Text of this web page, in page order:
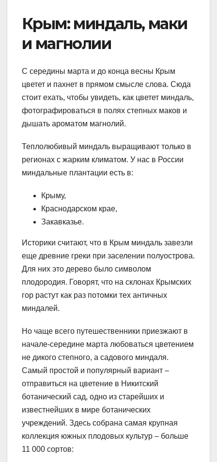
Крым: миндаль, маки
и магнолии
С середины марта и до конца весны Крым
цветет и пахнет в прямом смысле слова. Сюда
стоит ехать, чтобы увидеть, как цветет миндаль,
фотографироваться в полях степных маков и
дышать ароматом магнолий.
Теплолюбивый миндаль выращивают только в
регионах с жарким климатом. У нас в России
миндальные плантации есть в:
Крыму,
Краснодарском крае,
Закавказье.
Историки считают, что в Крым миндаль завезли
еще древние греки при заселении полуострова.
Для них это дерево было символом
плодородия. Говорят, что на склонах Крымских
гор растут как раз потомки тех античных
миндалей.
Но чаще всего путешественники приезжают в
начале-середине марта любоваться цветением
не дикого степного, а садового миндаля.
Самый простой и популярный вариант –
отправиться на цветение в Никитский
ботанический сад, одно из старейших и
известнейших в мире ботанических
учреждений. Здесь собрана самая крупная
коллекция южных плодовых культур – больше
11 000 сортов: